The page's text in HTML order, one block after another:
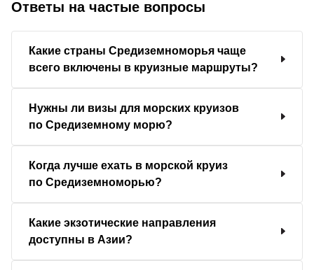
Ответы на частые вопросы
Какие страны Средиземноморья чаще
всего включены в круизные маршруты?
Нужны ли визы для морских круизов
по Средиземному морю?
Когда лучше ехать в морской круиз
по Средиземноморью?
Какие экзотические направления
доступны в Азии?